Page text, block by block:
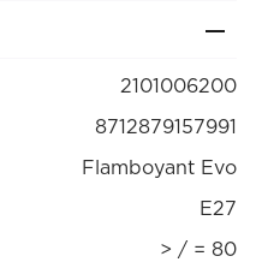
2101006200
8712879157991
Flamboyant Evo
E27
> / = 80